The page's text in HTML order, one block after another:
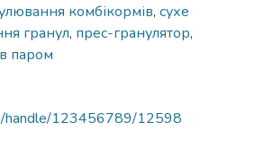
комбікормів, сухе
гранул, прес-гранулятор,
паром
handle/123456789/12598